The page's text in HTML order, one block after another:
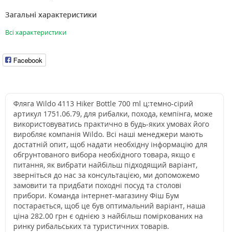
Загальні характеристики
Всі характеристики
Facebook
Фляга Wildo 4113 Hiker Bottle 700 ml ц:темно-сірий
артикул 1751.06.79, для рибалки, похода, кемпінга, може
використовуватись практично в будь-яких умовах його
виробляє компанія Wildo. Всі наші менеджери мають
достатній опит, щоб надати необхідну інформацію для
обгрунтованого вибора необхідного товара, якщо є
питання, як вибрати найбільш підходящий варіант,
зверніться до нас за консультацією, ми допоможемо
замовити та придбати походні посуд та столові
прибори. Команда інтернет-магазину Фіш Бум
постарається, щоб це був оптимальний варіант, наша
ціна 282.00 грн є однією з найбільш поміркованих на
ринку рибальських та туристичних товарів.